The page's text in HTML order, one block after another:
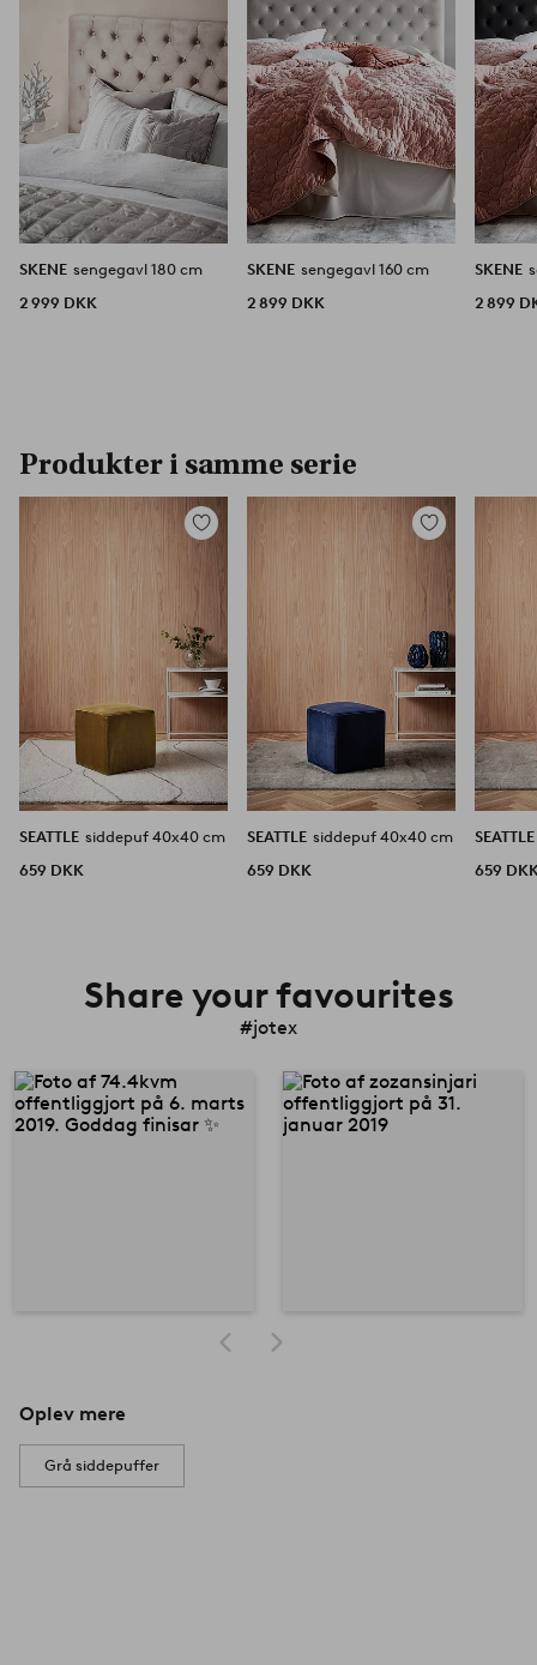
SKENE sengegavl 180 cm
2 999 DKK
SKENE sengegavl 160 cm
2 899 DKK
SKENE
2 899
Produkter i samme serie
Tilføj
til
favoritter
SEATTLE siddepuf 40x40 cm
659 DKK
Tilføj
til
SEATTLE siddepuf 40x40 cm
659 DKK
659
Share your favourites
#jotex
Oplev mere
Grå siddepuffer